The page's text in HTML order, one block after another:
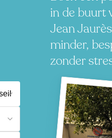
in de buurt
Jean
minder,
zonder